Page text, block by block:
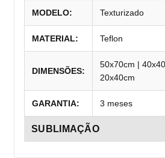
MODELO: Texturizado
MATERIAL: Teflon
DIMENSÕES:
50x70cm |
20x40cm
GARANTIA: 3 meses
SUBLIMAÇÃO